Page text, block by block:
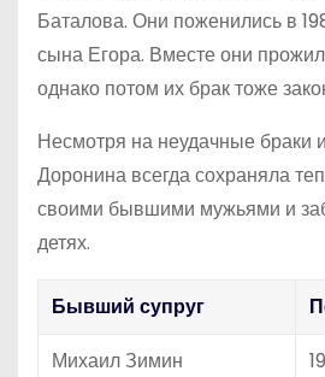
Баталова. Они поженились в
сына Егора. Вместе они
однако потом их брак тоже
Несмотря на неудачные браки
Доронина всегда сохраняла
своими бывшими мужьями и
детях.
Бывший супруг
Михаил Зимин